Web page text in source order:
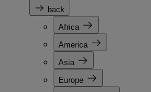
back
Africa
America
Asia
Europe